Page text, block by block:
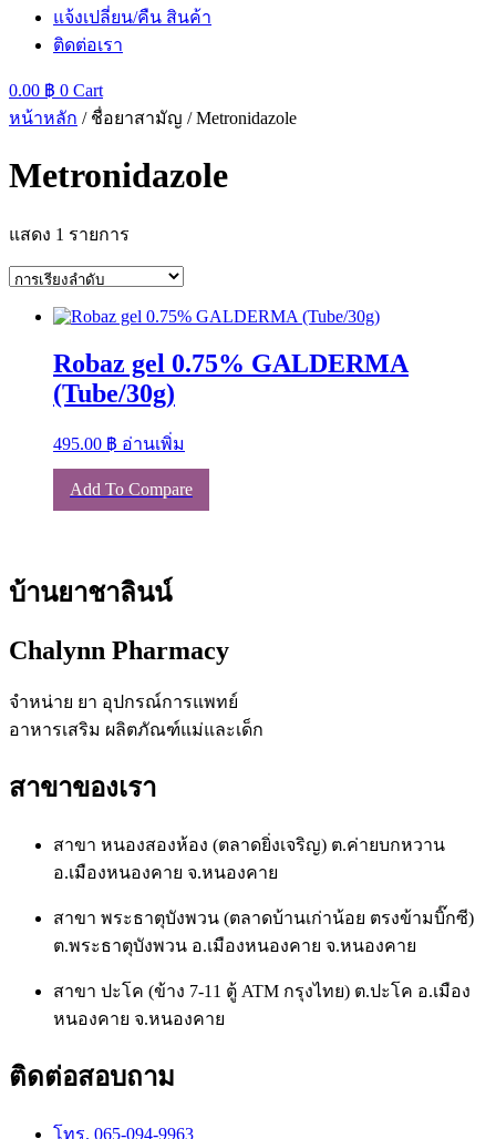
แจ้งเปลี่ยน/คืน สินค้า
ติดต่อเรา
0.00 ฿ 0 Cart
หน้าหลัก / ชื่อยาสามัญ / Metronidazole
Metronidazole
แสดง 1 รายการ
Robaz gel 0.75% GALDERMA
(Tube/30g)
495.00 ฿ อ่านเพิ่ม
Add To Compare
บ้านยาชาลินน์
Chalynn Pharmacy
จำหน่าย ยา อุปกรณ์การแพทย์
อาหารเสริม ผลิตภัณฑ์แม่และเด็ก
สาขาของเรา
สาขา หนองสองห้อง (ตลาดยิ่งเจริญ) ต.ค่ายบกหวาน
อ.เมืองหนองคาย จ.หนองคาย
สาขา พระธาตุบังพวน (ตลาดบ้านเก่าน้อย ตรงข้ามบิ๊กซี)
ต.พระธาตุบังพวน อ.เมืองหนองคาย จ.หนองคาย
สาขา ปะโค (ข้าง 7-11 ตู้ ATM กรุงไทย) ต.ปะโค อ.เมือง
หนองคาย จ.หนองคาย
ติดต่อสอบถาม
โทร. 065-094-9963